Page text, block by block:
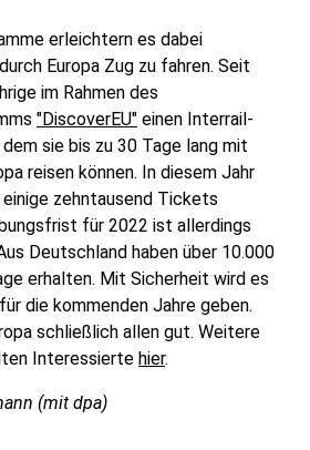
erleichtern es dabei
Europa Zug zu fahren. Seit
im Rahmen des
"DiscoverEU" einen Interrail-
sie bis zu 30 Tage lang mit
reisen können. In diesem Jahr
zehntausend Tickets
für 2022 ist allerdings
Deutschland haben über 10.000
erhalten. Mit Sicherheit wird es
die kommenden Jahre geben.
schließlich allen gut. Weitere
Interessierte hier.
(mit dpa)